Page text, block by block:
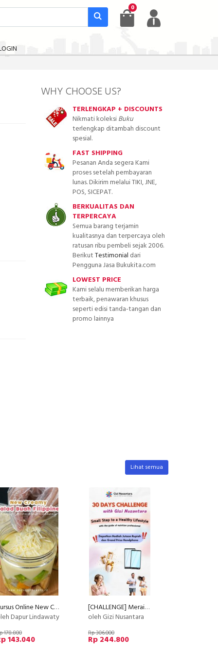
0
WHY CHOOSE US?
TERLENGKAP + DISCOUNTS
Nikmati koleksiBuku
terlengkap ditambah discount
spesial.
FAST SHIPPING
Pesanan Anda segera Kami
proses setelah pembayaran
lunas. Dikirim melalui TIKI, JNE,
POS, SICEPAT.
BERKUALITAS DAN
TERPERCAYA
Semua barang terjamin
kualitasnya dan terpercaya oleh
ratusan ribu pembeli sejak 2006.
BerikutTestimonial dari
Pengguna Jasa Bukukita.com
LOWEST PRICE
Kami selalu memberikan harga
terbaik, penawaran khusus
seperti edisi tanda-tangan dan
promo lainnya
Lihat semua
Kursus Online New Creamy Salad Buah Philiphine Dapur Lindawaty PU
Dapur Lindawaty
178.800
143.040
[CHALLENGE] Meraih Body Goals dalam 30 hari bersama Ahli Gizi
oleh Gizi Nusantara
Rp 306.000
Rp 244.800